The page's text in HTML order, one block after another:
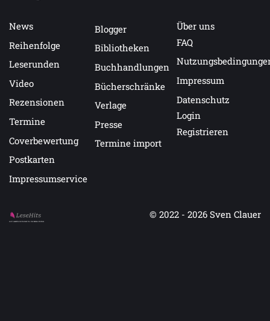
News
Reihenfolge
Leserunden
Video
Rezensionen
Termine
Coverbewertung
Postkarten
Impressumservice
Blogger
Bibliotheken
Buchhandlungen
Bücherschränke
Verlage
Presse
Termine import
Über uns
FAQ
Impressum
Datenschutz
Login
Registrieren
Auf LeseHits.de findest Du die besten Bücher.
© 2022 - 2026 Sven Clauer